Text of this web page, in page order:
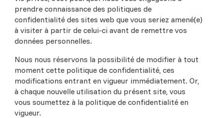
prendre connaissance des politiques de
confidentialité des sites web que vous seriez amené(e)
à visiter à partir de celui-ci avant de remettre vos
données personnelles.
Nous nous réservons la possibilité de modifier à tout
moment cette politique de confidentialité, ces
modifications entrant en vigueur immédiatement. Or,
à chaque nouvelle utilisation du présent site, vous
vous soumettez à la politique de confidentialité en
vigueur.